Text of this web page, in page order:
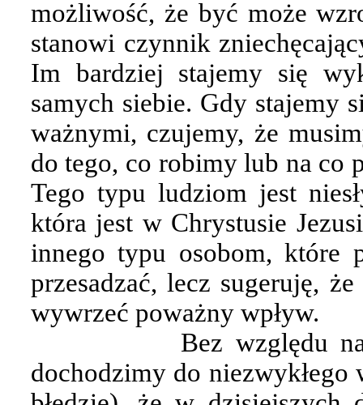
możliwość, że być może
stanowi czynnik
Im bardziej stajemy się
samych siebie. Gdy stajemy
ważnymi, czujemy, że
do tego, co robimy lub na co
Tego typu ludziom jest
która jest w Chrystusie
innego typu osobom, które
przesadzać, lecz sugeruję,
wywrzeć poważny wpływ.
Bez względu
dochodzimy do